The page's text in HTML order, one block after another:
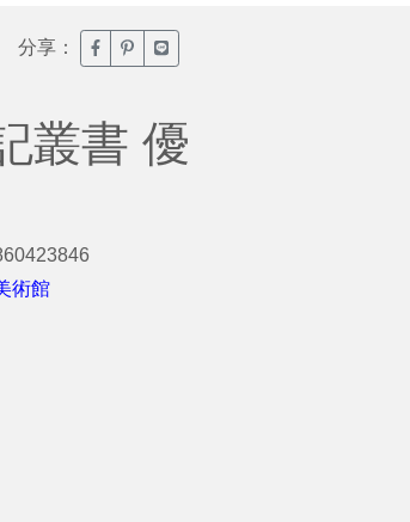
分享： 臉書分享(另開新視窗)
噗浪分享(另開新視窗)
Line分享(另開新視窗)
叢書 優
術館